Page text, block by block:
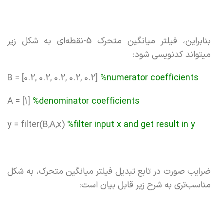
بنابراین، فیلتر میانگین متحرک 5-نقطه‌ای به شکل زیر
میتواند کدنویسی شود:
B = [0.2, 0.2, 0.2, 0.2, 0.2] %numerator coefficients
A = [1] %denominator coefficients
y = filter(B,A,x) %filter input x and get result in y
ضرایب صورت در تابع تبدیل فیلتر میانگین متحرک، به شکل
مناسب‌تری به شرح زیر قابل بیان است: